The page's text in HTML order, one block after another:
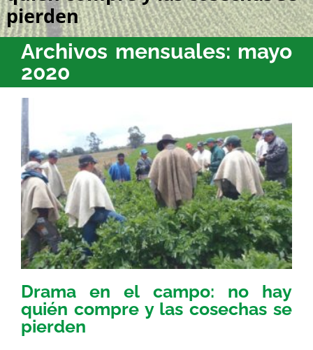
pierden
Archivos mensuales: mayo
2020
Drama en el campo: no hay
quién compre y las cosechas se
pierden